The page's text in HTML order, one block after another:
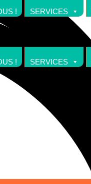
! SERVICES
! SERVICES